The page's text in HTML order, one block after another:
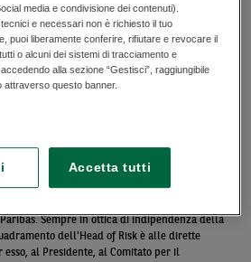
Italy risulta integrata nel modello
BNP Paribas con conseguente stretto
of Inspection Générale – Hub Italy al
BNP Paribas del Dominio CPBS Hubs.
della funzione di Controllo,
di Amministrazione (e, per esso, al
a Inspection Générale – Hub Italy
integrata nel modello organizzativo di RISK del
Paribas. Sempre in ottica di indipendenza della
dell'Head of Risk è alle dirette
esso, al Presidente, al Comitato per il
media e condivisione dei contenuti).
e necessari non è richiesto il tuo
puoi liberamente conferire, rifiutare e revocare il
o alcuni dei sistemi di tracciamento e
alla sezione “Gestisci”, raggiungibile
questo banner.
Accetta tutti